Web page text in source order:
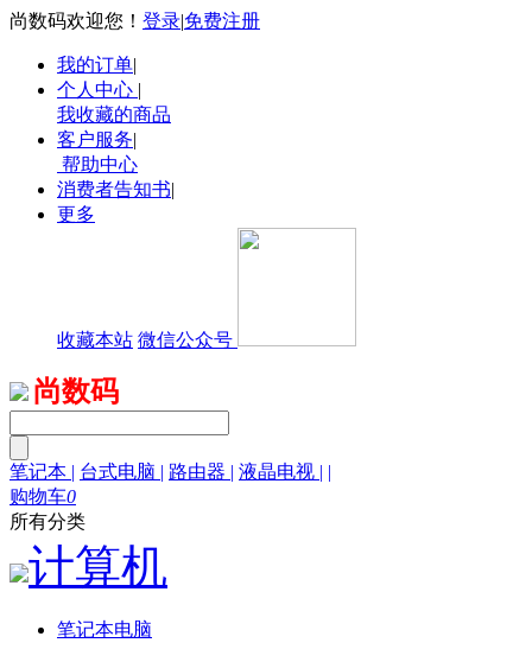
尚数码欢迎您！ 登录|免费注册
我的订单|
个人中心 |
我收藏的商品
客户服务|
帮助中心
消费者告知书|
更多
收藏本站 微信公众号
尚数码
笔记本 | 台式电脑 | 路由器 | 液晶电视 | |
购物车0
所有分类
计算机
笔记本电脑